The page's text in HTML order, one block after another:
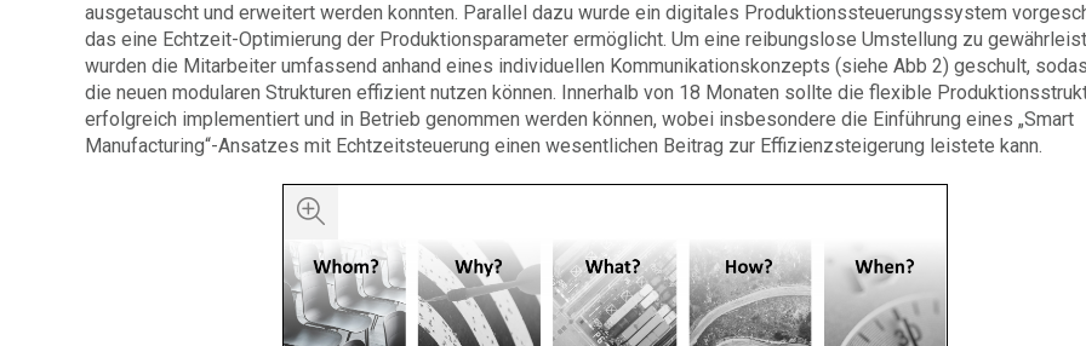
ausgetauscht und erweitert werden konnten. Parallel dazu wurde ein digitales Produktionssteuerungssystem
das eine Echtzeit-Optimierung der Produktionsparameter ermöglicht. Um eine reibungslose Umstellung zu
wurden die Mitarbeiter umfassend anhand eines individuellen Kommunikationskonzepts (siehe Abb 2) geschult,
die neuen modularen Strukturen effizient nutzen können. Innerhalb von 18 Monaten sollte die flexible
erfolgreich implementiert und in Betrieb genommen werden können, wobei insbesondere die Einführung eines „Smart
Manufacturing“-Ansatzes mit Echtzeitsteuerung einen wesentlichen Beitrag zur Effizienzsteigerung leistete kann.